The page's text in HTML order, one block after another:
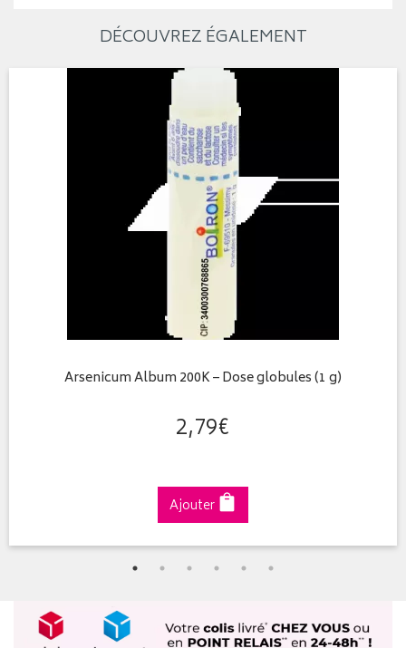
DÉCOUVREZ ÉGALEMENT
Arsenicum Album 200K – Dose globules (1 g)
2,79€
Ajouter